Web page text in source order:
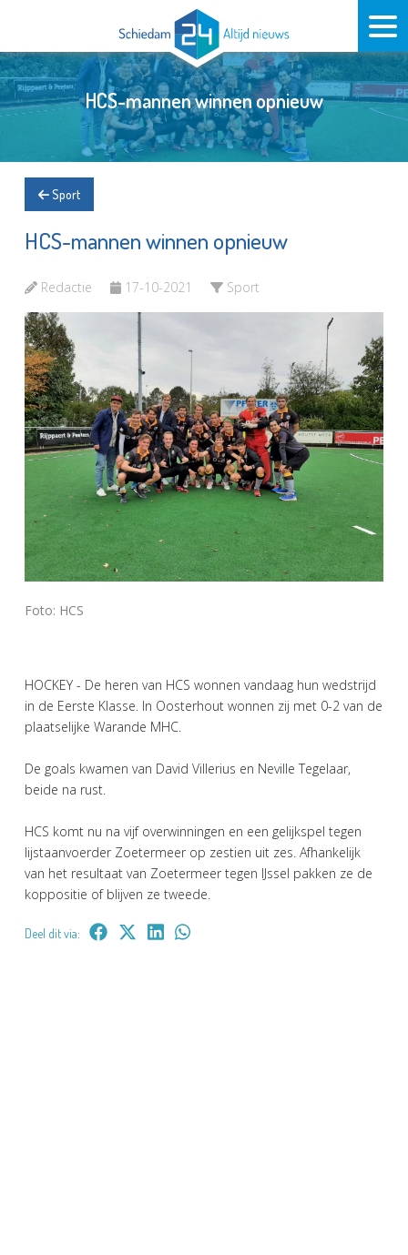
HCS-mannen winnen opnieuw
Sport
HCS-mannen winnen opnieuw
Redactie 17-10-2021 Sport
Foto: HCS
HOCKEY - De heren van HCS wonnen vandaag hun wedstrijd
in de Eerste Klasse. In Oosterhout wonnen zij met 0-2 van de
plaatselijke Warande MHC.
De goals kwamen van David Villerius en Neville Tegelaar,
beide na rust.
HCS komt nu na vijf overwinningen en een gelijkspel tegen
lijstaanvoerder Zoetermeer op zestien uit zes. Afhankelijk
van het resultaat van Zoetermeer tegen IJssel pakken ze de
koppositie of blijven ze tweede.
Deel dit via: